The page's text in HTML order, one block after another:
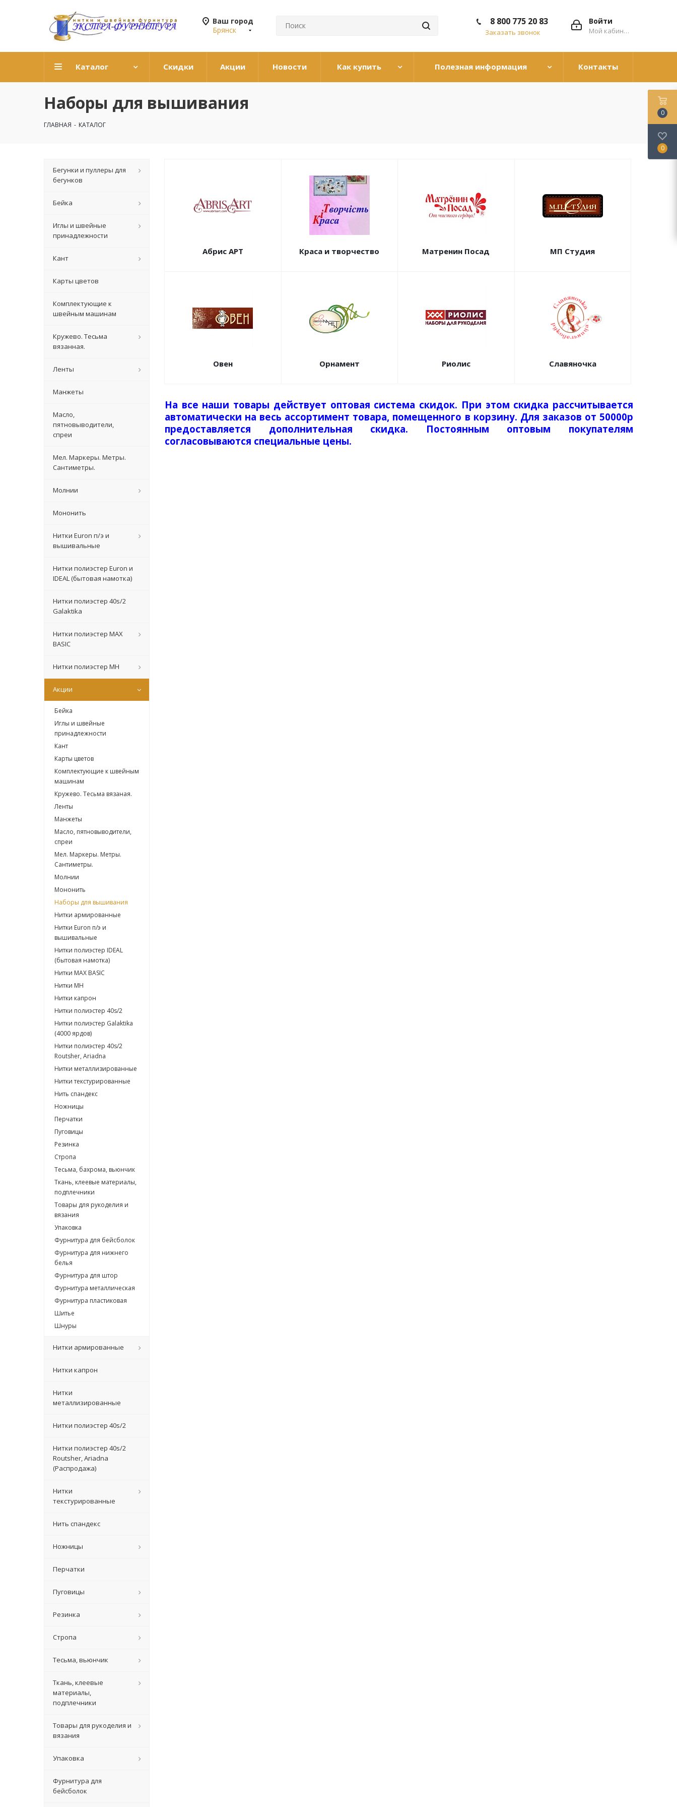
Ваш город
Брянск
Войти
Мой кабинет
8 800 775 20 83
Заказать звонок
Каталог Скидки Акции Новости Как купить Полезная информация Контакты
Наборы для вышивания
ГЛАВНАЯ - КАТАЛОГ
Абрис АРТ Краса и творчество Матренин Посад МП Студия
Овен Орнамент Риолис Славяночка
На все наши товары действует оптовая система скидок. При этом скидка рассчитывается
автоматически на весь ассортимент товара, помещенного в корзину. Для заказов от 50000р
предоставляется дополнительная скидка. Постоянным оптовым покупателям
согласовываются специальные цены.
Бегунки и пуллеры для
бегунков
Бейка
Иглы и швейные
принадлежности
Кант
Карты цветов
Комплектующие к
швейным машинам
Кружево. Тесьма
вязанная.
Ленты
Манжеты
Масло,
пятновыводители,
спреи
Мел. Маркеры. Метры.
Сантиметры.
Молнии
Мононить
Нитки Euron п/э и
вышивальные
Нитки полиэстер Euron и
IDEAL (бытовая намотка)
Нитки полиэстер 40s/2
Galaktika
Нитки полиэстер MAX
BASIC
Нитки полиэстер MH
Акции
Бейка
Иглы и швейные
принадлежности
Кант
Карты цветов
Комплектующие к швейным
машинам
Кружево. Тесьма вязаная.
Ленты
Манжеты
Масло, пятновыводители,
спреи
Мел. Маркеры. Метры.
Сантиметры.
Молнии
Мононить
Наборы для вышивания
Нитки армированные
Нитки Euron п/э и
вышивальные
Нитки полиэстер IDEAL
(бытовая намотка)
Нитки МАХ BASIC
Нитки МН
Нитки капрон
Нитки полиэстер 40s/2
Нитки полиэстер Galaktika
(4000 ярдов)
Нитки полиэстер 40s/2
Routsher, Ariadna
Нитки металлизированные
Нитки текстурированные
Нить спандекс
Ножницы
Перчатки
Пуговицы
Резинка
Стропа
Тесьма, бахрома, вьюнчик
Ткань, клеевые материалы,
подплечники
Товары для рукоделия и
вязания
Упаковка
Фурнитура для бейсболок
Фурнитура для нижнего
белья
Фурнитура для штор
Фурнитура металлическая
Фурнитура пластиковая
Шитье
Шнуры
Нитки армированные
Нитки капрон
Нитки
металлизированные
Нитки полиэстер 40s/2
Нитки полиэстер 40s/2
Routsher, Ariadna
(Распродажа)
Нитки
текстурированные
Нить спандекс
Ножницы
Перчатки
Пуговицы
Резинка
Стропа
Тесьма, вьюнчик
Ткань, клеевые
материалы,
подплечники
Товары для рукоделия и
вязания
Упаковка
Фурнитура для
бейсболок
0
0